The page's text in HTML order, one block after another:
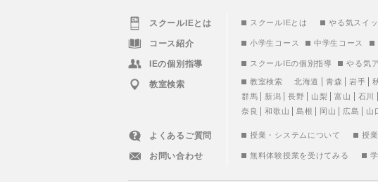
スクールIEとは スクールIEとは やる気スイ
コース紹介 小学生コース 中学生コース
IEの個別指導 スクールIEの個別指導 やる気
教室検索 教室検索 北海道 青森 岩手
群馬
新潟 長野 山梨 富山 石川
奈良
和歌山 島根 岡山 広島 山
よくあるご質問 授業・システムについて 授
お問い合わせ 無料体験授業を受けてみる